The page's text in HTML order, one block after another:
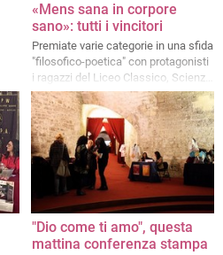
«Mens sana in corpore
sano»: tutti i vincitori
Premiate varie categorie in una sfida
"filosofico-poetica" con protagonisti
i ragazzi del Liceo Classico, Scienze
Umane e Musicale "Casardi"
"Dio come ti amo", questa
mattina conferenza stampa